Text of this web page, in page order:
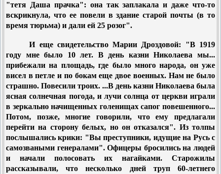
"тетя Даша прачка": она так заплакала и даже что-то
вскрикнула, что ее повели в здание старой почты (в то
время тюрьма) и дали ей 25 розог".
И еще свидетельство Марии Дроздовой: "В 1919
году мне было 10 лет. В день казни Николаева мы...
прибежали на площадь, где было много народа, он уже
висел в петле и по бокам еще двое военных. Нам не было
страшно. Повесили троих. ...В день казни Николаева была
ясная солнечная погода, и лучи солнца от церкви играли
в зеркально начищенных голенищах сапог повешенного...
Потом, позже, многие говорили, что ему предлагали
перейти на сторону белых, но он отказался". Из толпы
послышались крики: "Вы преступники, идущие на Русь с
самозваными генералами". Офицеры бросились на людей
и начали полосовать их нагайками. Старожилы
рассказывали, что несколько дней труп 60-летнего